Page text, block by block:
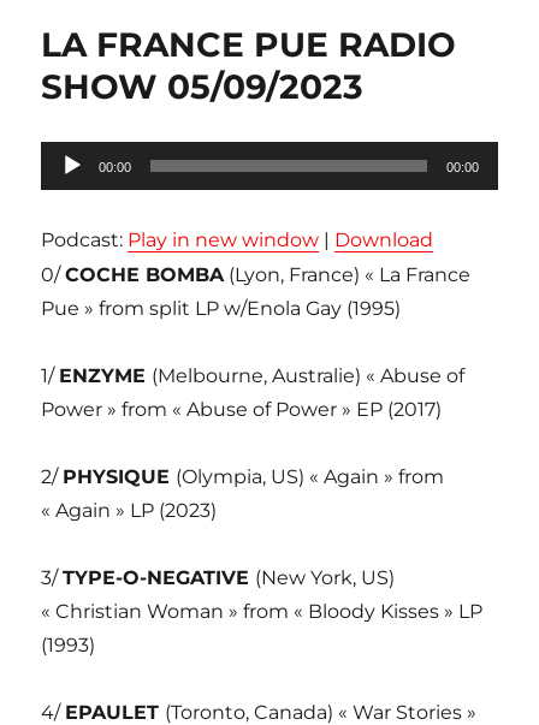
LA FRANCE PUE RADIO
SHOW 05/09/2023
Lecteur
audio
00:00 00:00
Podcast: Play in new window | Download
0/COCHE BOMBA(Lyon, France) « La France
Pue » from split LP w/Enola Gay (1995)
1/ ENZYME (Melbourne, Australie) « Abuse of
Power » from « Abuse of Power » EP (2017)
2/ PHYSIQUE (Olympia, US) « Again » from
« Again » LP (2023)
3/TYPE-O-NEGATIVE (New York, US)
« Christian Woman » from « Bloody Kisses » LP
(1993)
4/ EPAULET (Toronto, Canada) « War Stories »